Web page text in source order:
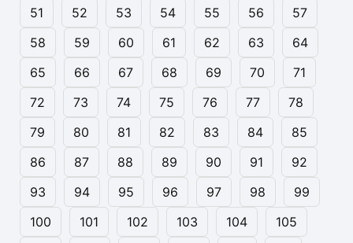
51
52 53 54 55 56
57
58
59 60 61 62 63
64
65
66 67 68 69 70
71
72
73 74 75 76 77
78
79
80 81 82 83 84
85
86
87 88 89 90 91
92
93
94 95 96 97 98
99
100
101 102 103 104
105